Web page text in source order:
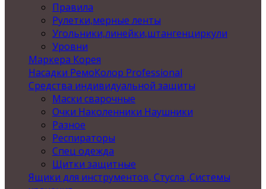
Правила
Рулетки,мерные ленты
Угольники,линейки,штангенциркули
Уровни
Маркера Корея
Насадки РемоКолор Professional
Средства индивидуальной защиты
Маски сварочные
Очки Наколенники Наушники
Разное
Респираторы
Спец одежда
Щитки защитные
Ящики для инструментов, Стусла ,Системы